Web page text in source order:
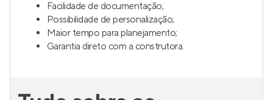
Facilidade de documentação;
Possibilidade de personalização;
Maior tempo para planejamento;
Garantia direto com a construtora.